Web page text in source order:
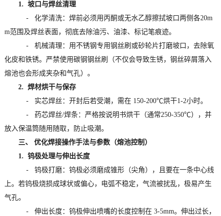
1. 坡口与焊丝清理
- 化学清洗：焊前必须用丙酮或无水乙醇擦拭坡口两侧各20m
m范围及焊丝表面，彻底去除油污、油漆、标记笔痕迹。
- 机械清理：用不锈钢专用钢丝刷或砂轮片打磨坡口，去除氧
化皮和铁锈。严禁使用碳钢钢丝刷（不仅会导致生锈，钢丝碎屑落入
熔池也会形成夹杂和气孔）。
2. 焊材烘干与保存
- 实芯焊丝：开封后若受潮，需在 150-200℃烘干1-2小时。
- 药芯焊丝/焊条：严格按说明书烘干（通常250-350℃），并
放入保温筒随用随取，防止吸潮。
三、 优化焊接操作手法与参数（熔池控制）
1. 钨极处理与伸出长度
- 钨极打磨：钨极必须磨成锥形（尖角），且要在一条中心线
上。若钨极烧损成球状或偏心，电弧不稳定，气流被扰乱，极易产生
气孔。
- 伸出长度：钨极伸出喷嘴的长度控制在 3-5mm。伸出过长，